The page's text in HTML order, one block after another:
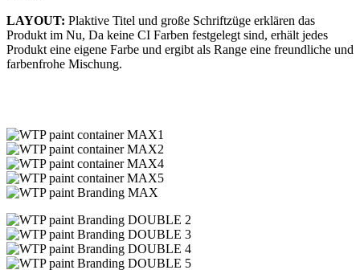
LAYOUT: Plaktive Titel und große Schriftzüge erklären das
Produkt im Nu, Da keine CI Farben festgelegt sind, erhält jedes
Produkt eine eigene Farbe und ergibt als Range eine freundliche und
farbenfrohe Mischung.